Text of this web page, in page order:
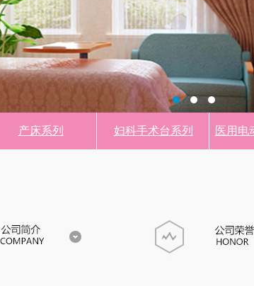
产床系列 妇科手术台系列 医用电